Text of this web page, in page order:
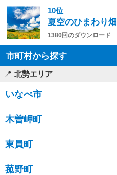
10位
夏空のひまわり畑
1380回のダウンロード
市町村から探す
北勢エリア
いなべ市
木曽岬町
東員町
菰野町